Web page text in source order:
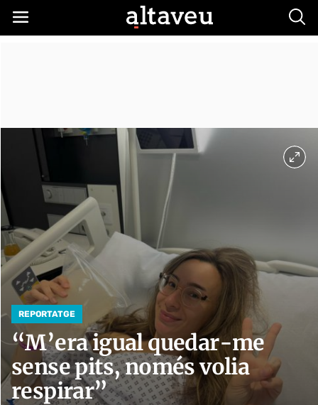
REPORTATGE
“M’era igual quedar-me
sense pits, només volia
respirar”